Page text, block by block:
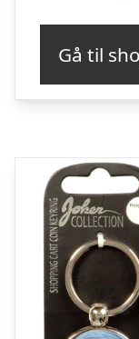
Gå til